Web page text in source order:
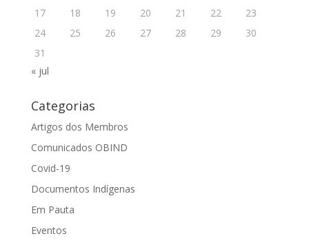
17
18 19 20 21 22
23
24
25 26 27 28 29
30
31
« jul
Categorias
Artigos dos Membros
Comunicados OBIND
Covid-19
Documentos Indígenas
Em Pauta
Eventos